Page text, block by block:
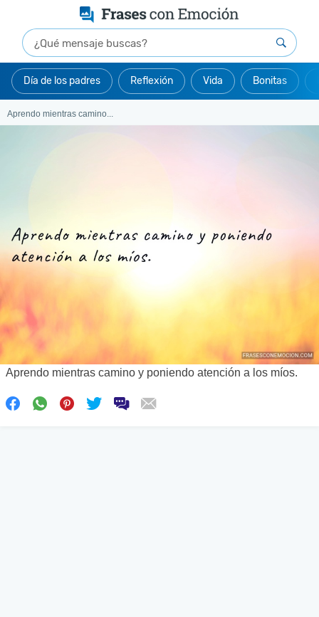
Día de los padres Reflexión Vida Bonitas
Aprendo mientras camino...
Aprendo mientras camino y poniendo atención a los míos.